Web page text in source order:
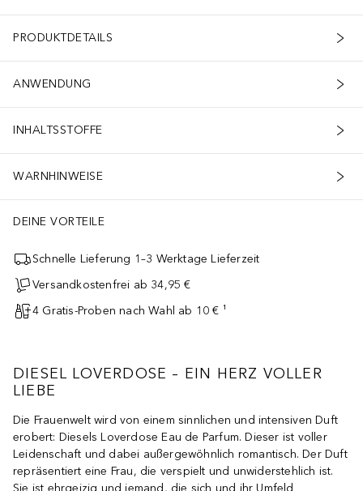
PRODUKTDETAILS
ANWENDUNG
INHALTSSTOFFE
WARNHINWEISE
DEINE VORTEILE
Schnelle Lieferung 1–3 Werktage Lieferzeit
Versandkostenfrei ab 34,95 €
4 Gratis-Proben nach Wahl ab 10 € ¹
DIESEL LOVERDOSE – EIN HERZ VOLLER
LIEBE
Die Frauenwelt wird von einem sinnlichen und intensiven Duft
erobert: Diesels Loverdose Eau de Parfum. Dieser ist voller
Leidenschaft und dabei außergewöhnlich romantisch. Der Duft
repräsentiert eine Frau, die verspielt und unwiderstehlich ist.
Sie ist ehrgeizig und jemand, die sich und ihr Umfeld